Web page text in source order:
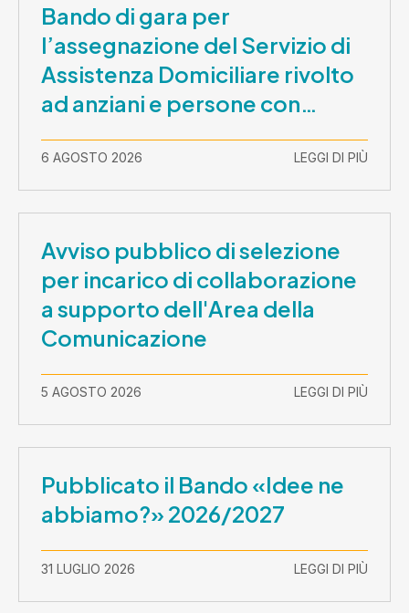
Bando di gara per
l’assegnazione del Servizio di
Assistenza Domiciliare rivolto
ad anziani e persone con
2026-30 settembre 2029
6 AGOSTO 2026 LEGGI DI PIÙ
Avviso pubblico di selezione
per incarico di collaborazione
a supporto dell'Area della
Comunicazione
5 AGOSTO 2026 LEGGI DI PIÙ
Pubblicato il Bando «Idee ne
abbiamo?» 2026/2027
31 LUGLIO 2026 LEGGI DI PIÙ